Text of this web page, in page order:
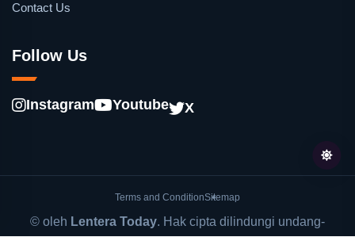
Contact Us
Follow Us
Instagram Youtube X
Terms and ConditionSitemap
© oleh Lentera Today. Hak cipta dilindungi undang-